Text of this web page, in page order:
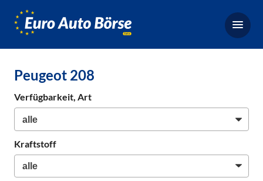
Börse,
Neuwagen
Peugeot 208
Verfügbarkeit, Art
Kraftstoff